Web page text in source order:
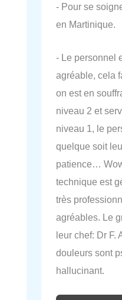
- Pour se
en Martinique.
- Le personnel
agréable, cela
on est en
niveau 2 et
niveau 1, le
quelque soit
patience…
technique est
très
agréables. Le
leur chef: Dr F.
douleurs sont
hallucinant.